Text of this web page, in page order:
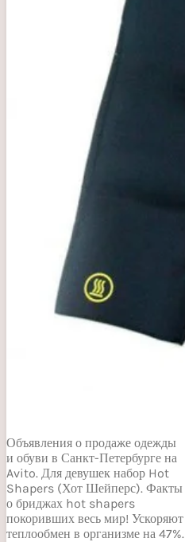
Объявления о продаже одежды
и обуви в Санкт-Петербурге на
Avito. Для девушек набор Hot
Shapers (Хот Шейперс). Факты
о бриджах hot shapers
покоривших весь мир! Ускоряют
теплообмен в организме на 47%.